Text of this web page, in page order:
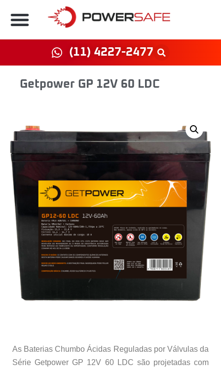
(11) 4227-2477
Getpower GP 12V 60 LDC
As Baterias Chumbo Ácidas Reguladas por Válvulas da
Série Getpower GP 12V 60 LDC são projetadas com